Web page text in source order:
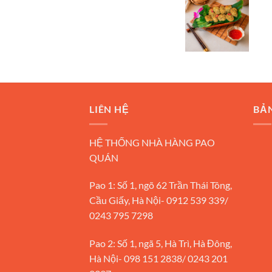
LIÊN HỆ
HỆ THỐNG NHÀ HÀNG PAO
QUÁN
Pao 1: Số 1, ngõ 62 Trần Thái Tông,
Cầu Giấy, Hà Nội- 0912 539 339/
0243 795 7298
Pao 2: Số 1, ngã 5, Hà Trì, Hà Đông,
Hà Nội- 098 151 2838/ 0243 201